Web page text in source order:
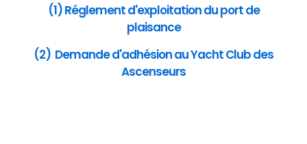
(1) Réglement d'exploitation du port de
plaisance
(2) Demande d'adhésion au Yacht Club des
Ascenseurs